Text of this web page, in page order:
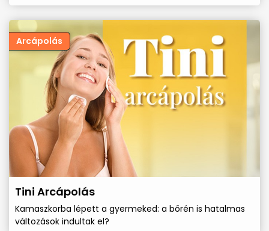
Arcápolás
Tini Arcápolás
Kamaszkorba lépett a gyermeked: a bőrén is hatalmas
változások indultak el?